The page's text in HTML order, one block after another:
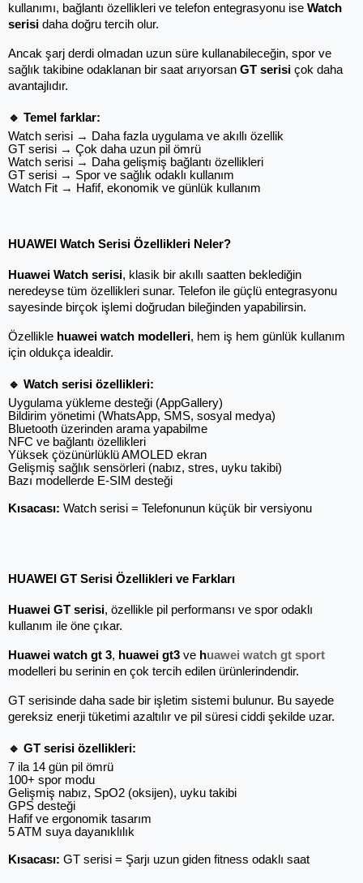
kullanımı, bağlantı özellikleri ve telefon entegrasyonu ise Watch
serisi daha doğru tercih olur.
Ancak şarj derdi olmadan uzun süre kullanabileceğin, spor ve
sağlık takibine odaklanan bir saat arıyorsan GT serisi çok daha
avantajlıdır.
🔹 Temel farklar:
Watch serisi → Daha fazla uygulama ve akıllı özellik
GT serisi → Çok daha uzun pil ömrü
Watch serisi → Daha gelişmiş bağlantı özellikleri
GT serisi → Spor ve sağlık odaklı kullanım
Watch Fit → Hafif, ekonomik ve günlük kullanım
HUAWEI Watch Serisi Özellikleri Neler?
Huawei Watch serisi, klasik bir akıllı saatten beklediğin
neredeyse tüm özellikleri sunar. Telefon ile güçlü entegrasyonu
sayesinde birçok işlemi doğrudan bileğinden yapabilirsin.
Özellikle huawei watch modelleri, hem iş hem günlük kullanım
için oldukça idealdir.
🔹 Watch serisi özellikleri:
Uygulama yükleme desteği (AppGallery)
Bildirim yönetimi (WhatsApp, SMS, sosyal medya)
Bluetooth üzerinden arama yapabilme
NFC ve bağlantı özellikleri
Yüksek çözünürlüklü AMOLED ekran
Gelişmiş sağlık sensörleri (nabız, stres, uyku takibi)
Bazı modellerde E-SIM desteği
Kısacası: Watch serisi = Telefonunun küçük bir versiyonu
HUAWEI GT Serisi Özellikleri ve Farkları
Huawei GT serisi, özellikle pil performansı ve spor odaklı
kullanım ile öne çıkar.
Huawei watch gt 3, huawei gt3 ve huawei watch gt sport
modelleri bu serinin en çok tercih edilen ürünlerindendir.
GT serisinde daha sade bir işletim sistemi bulunur. Bu sayede
gereksiz enerji tüketimi azaltılır ve pil süresi ciddi şekilde uzar.
🔹 GT serisi özellikleri:
7 ila 14 gün pil ömrü
100+ spor modu
Gelişmiş nabız, SpO2 (oksijen), uyku takibi
GPS desteği
Hafif ve ergonomik tasarım
5 ATM suya dayanıklılık
Kısacası: GT serisi = Şarjı uzun giden fitness odaklı saat